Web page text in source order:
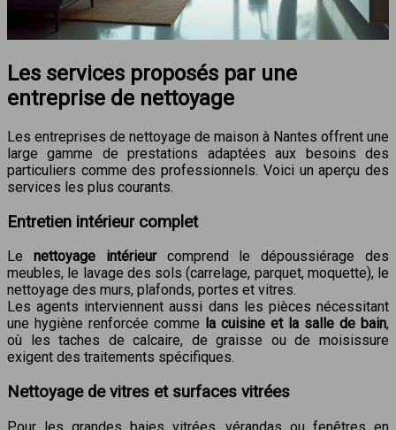
Les services proposés par une
entreprise de nettoyage
Les entreprises de nettoyage de maison à Nantes offrent une
large gamme de prestations adaptées aux besoins des
particuliers comme des professionnels. Voici un aperçu des
services les plus courants.
Entretien intérieur complet
Le nettoyage intérieurcomprend le dépoussiérage des
meubles, le lavage des sols (carrelage, parquet, moquette), le
nettoyage des murs, plafonds, portes et vitres.
Les agents interviennent aussi dans les pièces nécessitant
une hygiène renforcée comme la cuisine et la salle de bain,
où les taches de calcaire, de graisse ou de moisissure
exigent des traitements spécifiques.
Nettoyage de vitres et surfaces vitrées